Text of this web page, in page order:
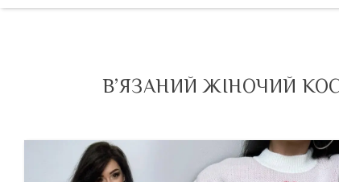
В’ЯЗАНИЙ ЖІНОЧИЙ